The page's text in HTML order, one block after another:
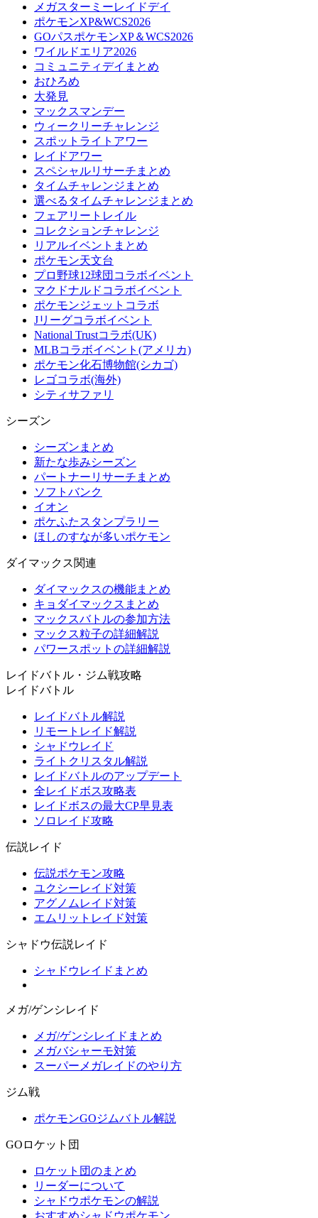
メガスターミーレイドデイ
ポケモンXP&WCS2026
GOパスポケモンXP＆WCS2026
ワイルドエリア2026
コミュニティデイまとめ
おひろめ
大発見
マックスマンデー
ウィークリーチャレンジ
スポットライトアワー
レイドアワー
スペシャルリサーチまとめ
タイムチャレンジまとめ
選べるタイムチャレンジまとめ
フェアリートレイル
コレクションチャレンジ
リアルイベントまとめ
ポケモン天文台
プロ野球12球団コラボイベント
マクドナルドコラボイベント
ポケモンジェットコラボ
Jリーグコラボイベント
National Trustコラボ(UK)
MLBコラボイベント(アメリカ)
ポケモン化石博物館(シカゴ)
レゴコラボ(海外)
シティサファリ
シーズン
シーズンまとめ
新たな歩みシーズン
パートナーリサーチまとめ
ソフトバンク
イオン
ポケふたスタンプラリー
ほしのすなが多いポケモン
ダイマックス関連
ダイマックスの機能まとめ
キョダイマックスまとめ
マックスバトルの参加方法
マックス粒子の詳細解説
パワースポットの詳細解説
レイドバトル・ジム戦攻略
レイドバトル
レイドバトル解説
リモートレイド解説
シャドウレイド
ライトクリスタル解説
レイドバトルのアップデート
全レイドボス攻略表
レイドボスの最大CP早見表
ソロレイド攻略
伝説レイド
伝説ポケモン攻略
ユクシーレイド対策
アグノムレイド対策
エムリットレイド対策
シャドウ伝説レイド
シャドウレイドまとめ
メガ/ゲンシレイド
メガ/ゲンシレイドまとめ
メガバシャーモ対策
スーパーメガレイドのやり方
ジム戦
ポケモンGOジムバトル解説
GOロケット団
ロケット団のまとめ
リーダーについて
シャドウポケモンの解説
おすすめシャドウポケモン